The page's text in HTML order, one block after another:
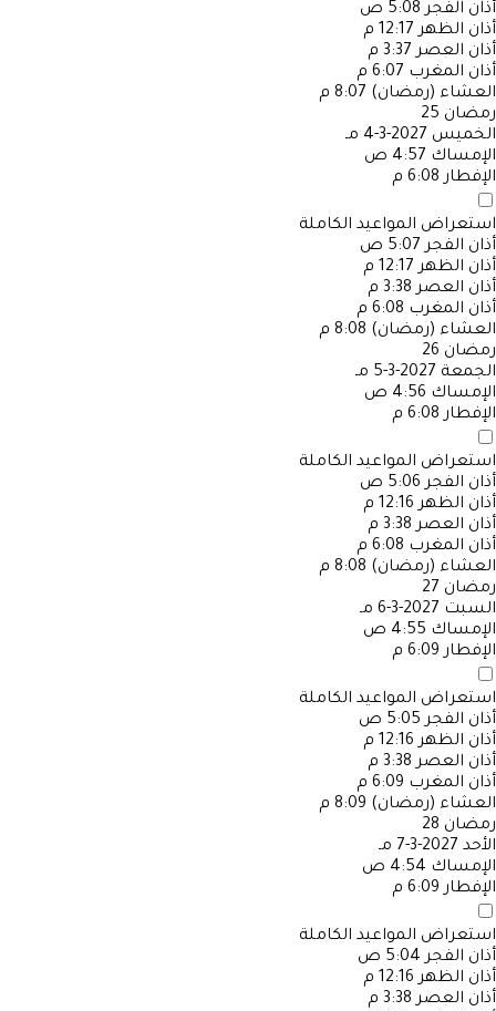
أذان الفجر 5:08 ص
أذان الظهر 12:17 م
أذان العصر 3:37 م
أذان المغرب 6:07 م
العشاء (رمضان) 8:07 م
رمضان 25
الخميس 2027-3-4 مـ
الإمساك 4:57 ص
الإفطار 6:08 م
استعراض المواعيد الكاملة
أذان الفجر 5:07 ص
أذان الظهر 12:17 م
أذان العصر 3:38 م
أذان المغرب 6:08 م
العشاء (رمضان) 8:08 م
رمضان 26
الجمعة 2027-3-5 مـ
الإمساك 4:56 ص
الإفطار 6:08 م
استعراض المواعيد الكاملة
أذان الفجر 5:06 ص
أذان الظهر 12:16 م
أذان العصر 3:38 م
أذان المغرب 6:08 م
العشاء (رمضان) 8:08 م
رمضان 27
السبت 2027-3-6 مـ
الإمساك 4:55 ص
الإفطار 6:09 م
استعراض المواعيد الكاملة
أذان الفجر 5:05 ص
أذان الظهر 12:16 م
أذان العصر 3:38 م
أذان المغرب 6:09 م
العشاء (رمضان) 8:09 م
رمضان 28
الأحد 2027-3-7 مـ
الإمساك 4:54 ص
الإفطار 6:09 م
استعراض المواعيد الكاملة
أذان الفجر 5:04 ص
أذان الظهر 12:16 م
أذان العصر 3:38 م